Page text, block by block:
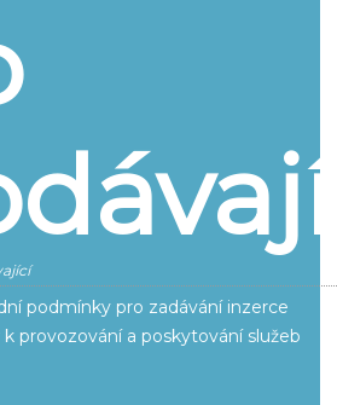
podmínky pro zadávání inzerce
provozování a poskytování služeb